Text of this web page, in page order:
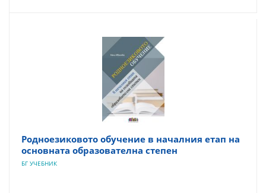
Родноезиковото обучение в началния етап на
основната образователна степен
БГ УЧЕБНИК